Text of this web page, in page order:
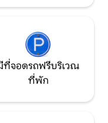
ที่จอดรถฟรีบริเวณ
ที่พัก